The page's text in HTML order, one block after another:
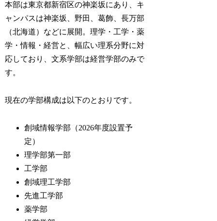
本部は東京都新宿区の神楽坂にあり、キ
ャンパスは神楽坂、野田、葛飾、長万部
（北海道）などに展開。理学・工学・薬
学・情報・経営と、幅広い理系分野に対
応しており、文系学部は経営学部のみで
す。
現在の学部構成は以下のとおりです。
創域情報学部（2026年度設置予
定）
理学部第一部
工学部
創域理工学部
先進工学部
薬学部